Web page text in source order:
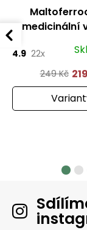
medicinální
4.9 22x
249 Kč